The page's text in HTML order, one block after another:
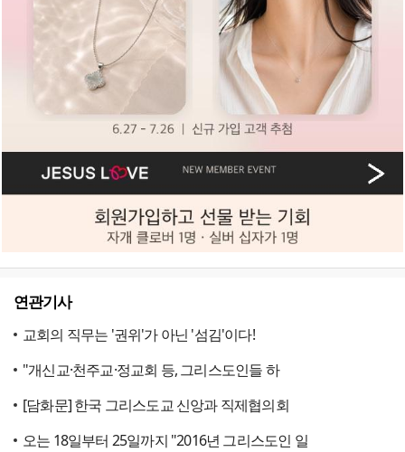
연관기사
교회의 직무는 '권위'가 아닌 '섬김'이다!
"개신교·천주교·정교회 등, 그리스도인들 하
[담화문] 한국 그리스도교 신앙과 직제협의회
오는 18일부터 25일까지 "2016년 그리스도인 일